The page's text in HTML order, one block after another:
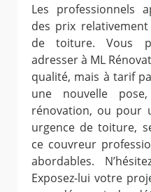
Les professionnels
des prix
de toiture. Vous
adresser à ML
qualité, mais à tarif
une nouvelle
rénovation, ou pour
urgence de toiture,
ce couvreur
abordables.
Exposez-lui votre